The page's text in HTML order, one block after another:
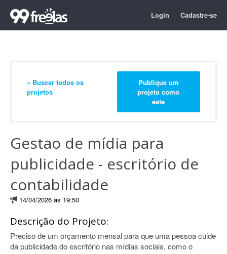
Login Cadastre-se
« Buscar todos os
projetos
Publique um
projeto como
este
Gestao de mídia para
publicidade - escritório de
contabilidade
14/04/2026 às 19:50
Descrição do Projeto:
Preciso de um orçamento mensal para que uma pessoa cuide
da publicidade do escritório nas mídias sociais, como o